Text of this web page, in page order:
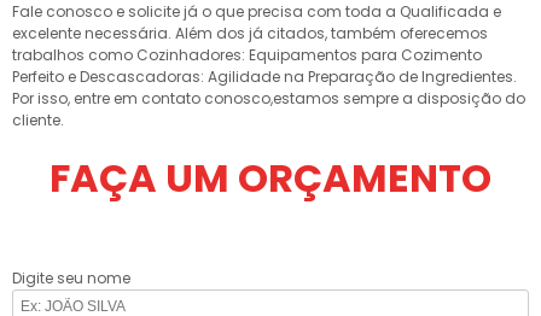
Fale conosco e solicite já o que precisa com toda a Qualificada e
excelente necessária. Além dos já citados, também oferecemos
trabalhos como Cozinhadores: Equipamentos para Cozimento
Perfeito e Descascadoras: Agilidade na Preparação de Ingredientes.
Por isso, entre em contato conosco,estamos sempre a disposição do
cliente.
FAÇA UM ORÇAMENTO
Digite seu nome